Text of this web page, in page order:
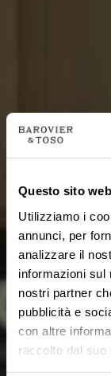
Questo sito
Utilizziamo i
annunci, per
analizzare il
informazioni sul
nostri partner
pubblicità e
con altre
raccolto dal suo